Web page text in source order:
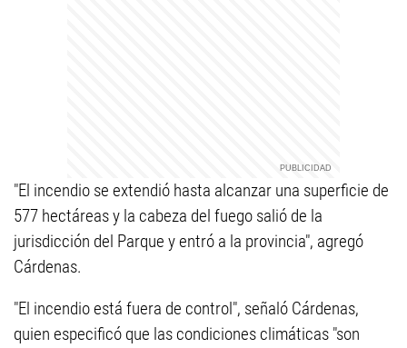
"El incendio se extendió hasta alcanzar una superficie de
577 hectáreas y la cabeza del fuego salió de la
jurisdicción del Parque y entró a la provincia", agregó
Cárdenas.
"El incendio está fuera de control", señaló Cárdenas,
quien especificó que las condiciones climáticas "son